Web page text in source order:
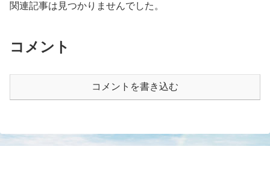
関連記事は見つかりませんでした。
コメント
コメントを書き込む